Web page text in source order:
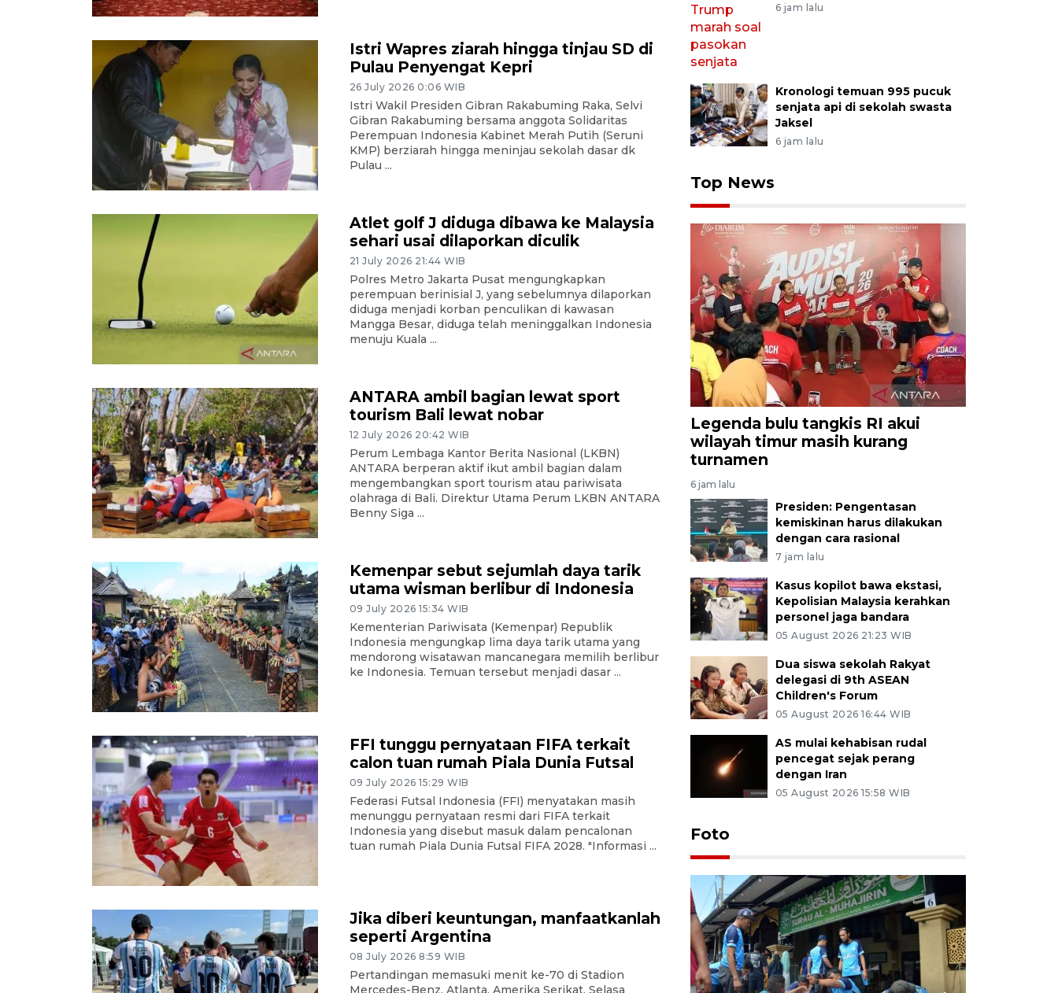
Istri Wapres ziarah hingga tinjau SD di
Pulau Penyengat Kepri
26 July 2026 0:06 WIB
Istri Wakil Presiden Gibran Rakabuming Raka, Selvi
Gibran Rakabuming bersama anggota Solidaritas
Perempuan Indonesia Kabinet Merah Putih (Seruni
KMP) berziarah hingga meninjau sekolah dasar dk
Pulau ...
Atlet golf J diduga dibawa ke Malaysia
sehari usai dilaporkan diculik
21 July 2026 21:44 WIB
Polres Metro Jakarta Pusat mengungkapkan
perempuan berinisial J, yang sebelumnya dilaporkan
diduga menjadi korban penculikan di kawasan
Mangga Besar, diduga telah meninggalkan Indonesia
menuju Kuala ...
ANTARA ambil bagian lewat sport
tourism Bali lewat nobar
12 July 2026 20:42 WIB
Perum Lembaga Kantor Berita Nasional (LKBN)
ANTARA berperan aktif ikut ambil bagian dalam
mengembangkan sport tourism atau pariwisata
olahraga di Bali. Direktur Utama Perum LKBN ANTARA
Benny Siga ...
Kemenpar sebut sejumlah daya tarik
utama wisman berlibur di Indonesia
09 July 2026 15:34 WIB
Kementerian Pariwisata (Kemenpar) Republik
Indonesia mengungkap lima daya tarik utama yang
mendorong wisatawan mancanegara memilih berlibur
ke Indonesia. Temuan tersebut menjadi dasar ...
FFI tunggu pernyataan FIFA terkait
calon tuan rumah Piala Dunia Futsal
09 July 2026 15:29 WIB
Federasi Futsal Indonesia (FFI) menyatakan masih
menunggu pernyataan resmi dari FIFA terkait
Indonesia yang disebut masuk dalam pencalonan
tuan rumah Piala Dunia Futsal FIFA 2028. "Informasi ...
Jika diberi keuntungan, manfaatkanlah
seperti Argentina
08 July 2026 8:59 WIB
Pertandingan memasuki menit ke-70 di Stadion
Mercedes-Benz, Atlanta, Amerika Serikat, Selasa
6 jam lalu
Kronologi temuan 995 pucuk
senjata api di sekolah swasta
Jaksel
6 jam lalu
Top News
Legenda bulu tangkis RI akui
wilayah timur masih kurang
turnamen
6 jam lalu
Presiden: Pengentasan
kemiskinan harus dilakukan
dengan cara rasional
7 jam lalu
Kasus kopilot bawa ekstasi,
Kepolisian Malaysia kerahkan
personel jaga bandara
05 August 2026 21:23 WIB
Dua siswa sekolah Rakyat
delegasi di 9th ASEAN
Children's Forum
05 August 2026 16:44 WIB
AS mulai kehabisan rudal
pencegat sejak perang
dengan Iran
05 August 2026 15:58 WIB
Foto